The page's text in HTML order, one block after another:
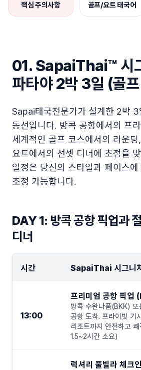
핵심 주의사항 골프/요트 태국어
01. SapaiThai™ 시
파타야 2박 3일 (골
Sapai태국전문가가 설계한 2박 3
동선입니다. 방콕 공항에서의 프
세계적인 골프 코스에서의 라운
요트에서의 선셋 디너에 초점을
일정은 당신의 스타일과 페이스
조정 가능합니다.
DAY 1: 방콕 공항 픽업과
디너
시간 SapaiThai 시그니
13:00
프리미엄 공항 픽
방콕 수완나품(BKK)
공항 도착. 프라이빗 기
리조트까지 안전하고
1.5~2시간 소요)
럭셔리 풀빌라 체크